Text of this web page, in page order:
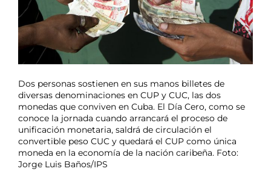
Dos personas sostienen en sus manos billetes de
diversas denominaciones en CUP y CUC, las dos
monedas que conviven en Cuba. El Día Cero, como se
conoce la jornada cuando arrancará el proceso de
unificación monetaria, saldrá de circulación el
convertible peso CUC y quedará el CUP como única
moneda en la economía de la nación caribeña. Foto:
Jorge Luis Baños/IPS